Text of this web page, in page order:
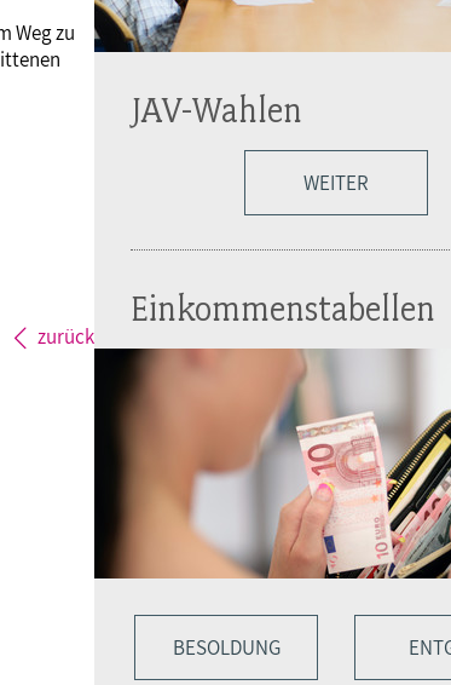
Weg zu
zurück
JAV-Wahlen
WEITER
Einkommenstabellen
BESOLDUNG